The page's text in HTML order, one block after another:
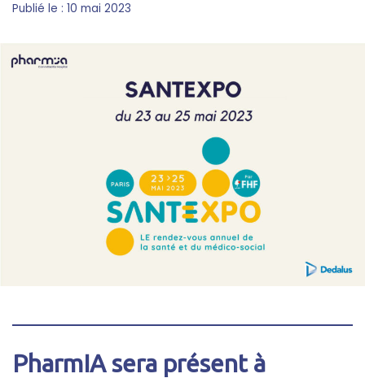
10 mai 2023
PharmIA sera présent à